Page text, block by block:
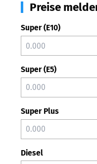
Preise
Super (E10)
Super (E5)
Super Plus
Diesel